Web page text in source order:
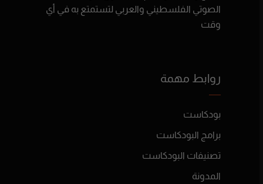
الصوتي الفلسطيني والعربي لتستمتع به في أي
وقت
روابط مهمة
بودكاست
برامج البودكاست
تصنيفات البودكاست
المدونة